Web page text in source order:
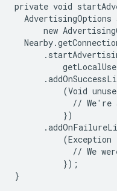
private void
AdvertisingOptions
new
(Void
// We're
          })
(Exception
// We
          });
}